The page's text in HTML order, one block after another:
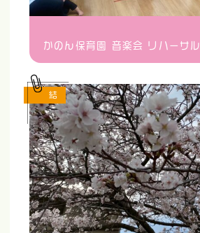
かのん保育園 音楽会 リハーサル
結